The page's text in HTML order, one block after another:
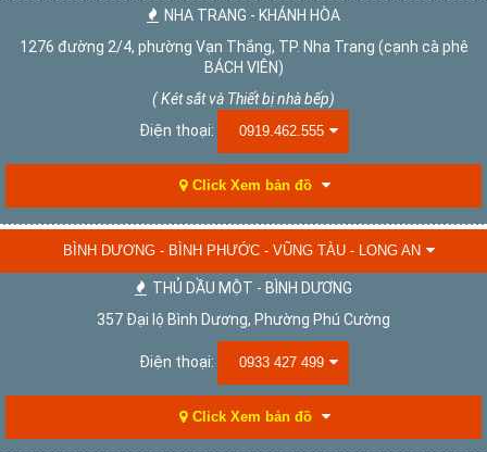
NHA TRANG - KHÁNH HÒA
1276 đường 2/4, phường Vạn Thắng, TP. Nha Trang (cạnh cà phê
BÁCH VIÊN)
( Két sắt và Thiết bị nhà bếp)
Điện thoại:
0919.462.555
Click Xem bản đồ
BÌNH DƯƠNG - BÌNH PHƯỚC - VŨNG TÀU - LONG AN
THỦ DẦU MỘT - BÌNH DƯƠNG
357 Đại lộ Bình Dương, Phường Phú Cường
Điện thoại: 0933 427 499
Click Xem bản đồ